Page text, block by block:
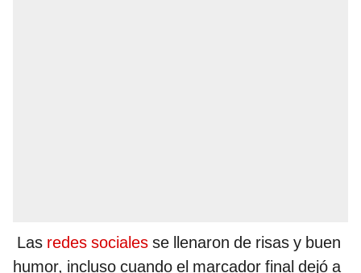
Las redes sociales se llenaron de risas y buen
humor, incluso cuando el marcador final dejó a